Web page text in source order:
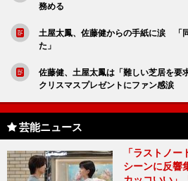
務める
土屋太鳳、佐藤健からの手紙に涙 「
た」
佐藤健、土屋太鳳は「難しい芝居を
クリスマスプレゼントにファン感涙
芸能ニュース
「ラストノ
シーンに反響